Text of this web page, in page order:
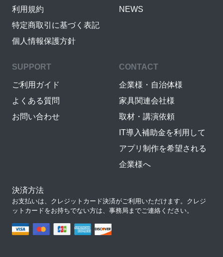
利用規約
特定商取引に基づく表記
個人情報保護方針
NEWS
SUPPORT
ご利用ガイド
よくある質問
お問い合わせ
CONTACT
企業様・自治体様
家具関連会社様
取材・講演依頼
IT導入補助金を利用して
アプリ制作を希望される
企業様へ
決済方法
お支払いは、クレジットカード決済がご利用いただけます。クレジ
ットカードをお持ちでない方は、事務局までご連絡ください。